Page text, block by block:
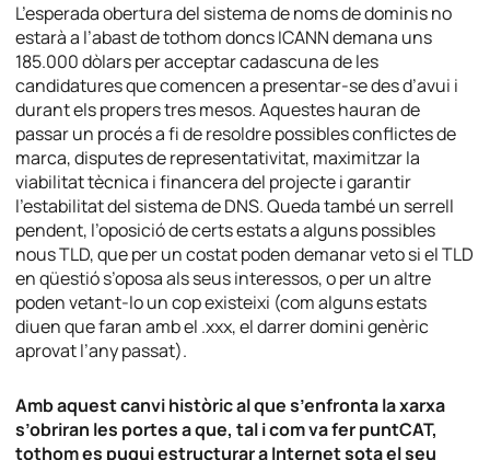
L’esperada obertura del sistema de noms de dominis no
estarà a l’abast de tothom doncs ICANN demana uns
185.000 dòlars per acceptar cadascuna de les
candidatures que comencen a presentar-se des d’avui i
durant els propers tres mesos. Aquestes hauran de
passar un procés a fi de resoldre possibles conflictes de
marca, disputes de representativitat, maximitzar la
viabilitat tècnica i financera del projecte i garantir
l’estabilitat del sistema de DNS. Queda també un serrell
pendent, l’oposició de certs estats a alguns possibles
nous TLD, que per un costat poden demanar veto si el TLD
en qüestió s’oposa als seus interessos, o per un altre
poden vetant-lo un cop existeixi (com alguns estats
diuen que faran amb el .xxx, el darrer domini genèric
aprovat l’any passat).
Amb aquest canvi històric al que s’enfronta la xarxa
s’obriran les portes a que, tal i com va fer puntCAT,
tothom es pugui estructurar a Internet sota el seu